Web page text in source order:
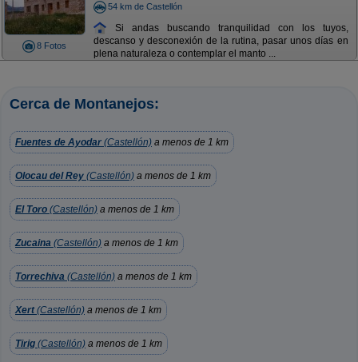
8 Fotos
54 km de Castellón
Si andas buscando tranquilidad con los tuyos,
descanso y desconexión de la rutina, pasar unos días en
plena naturaleza o contemplar el manto ...
Cerca de Montanejos:
Fuentes de Ayodar (Castellón) a menos de 1 km
Olocau del Rey (Castellón) a menos de 1 km
El Toro (Castellón) a menos de 1 km
Zucaina (Castellón) a menos de 1 km
Torrechiva (Castellón) a menos de 1 km
Xert(Castellón) a menos de 1 km
Tirig (Castellón) a menos de 1 km